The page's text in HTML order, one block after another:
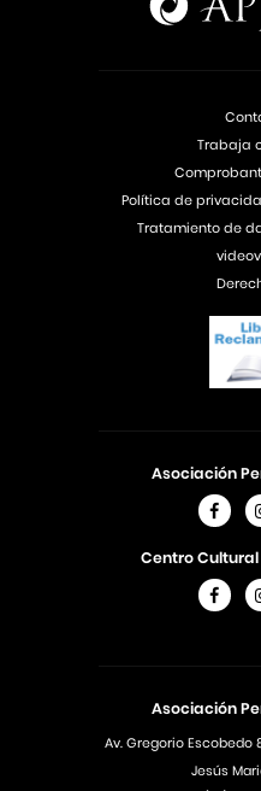
Asociación
Av. Gregorio Escobedo
Jesús
Asociación
Centro
Trabaja
Política de
Tratamiento de